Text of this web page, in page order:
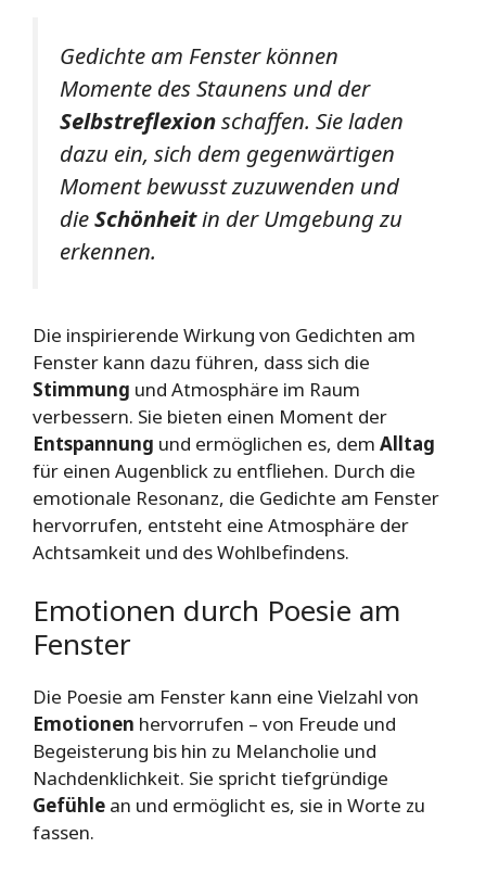
Gedichte am Fenster können
Momente des Staunens und der
Selbstreflexionschaffen. Sie laden
dazu ein, sich dem gegenwärtigen
Moment bewusst zuzuwenden und
dieSchönheitin der Umgebung zu
erkennen.
Die inspirierende Wirkung von Gedichten am
Fenster kann dazu führen, dass sich die
Stimmung und Atmosphäre im Raum
verbessern. Sie bieten einen Moment der
Entspannung und ermöglichen es, dem Alltag
für einen Augenblick zu entfliehen. Durch die
emotionale Resonanz, die Gedichte am Fenster
hervorrufen, entsteht eine Atmosphäre der
Achtsamkeit und des Wohlbefindens.
Emotionen durch Poesie am
Fenster
Die Poesie am Fenster kann eine Vielzahl von
Emotionen hervorrufen – von Freude und
Begeisterung bis hin zu Melancholie und
Nachdenklichkeit. Sie spricht tiefgründige
Gefühle an und ermöglicht es, sie in Worte zu
fassen.